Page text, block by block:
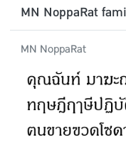
MN NoppaRat
MN NoppaRat